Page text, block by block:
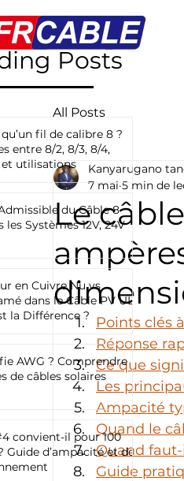
Posts
qu’un fil de calibre 8 ?
entre 8/2, 8/3, 8/4,
utilisations
du Câble 8
les Systèmes 12V, 24V
en Cuivre Nu vs
dans le Câble PV UL
la Différence ?
AWG ? Comprendre
de câbles solaires
convient-il pour 100
Guide d’ampacité et de
All Posts
Le
Kanyarugano
7 mai 5 min de
Points clés
Réponse
Ce que
Les
Ampacité
Quand le
Quand
Guide